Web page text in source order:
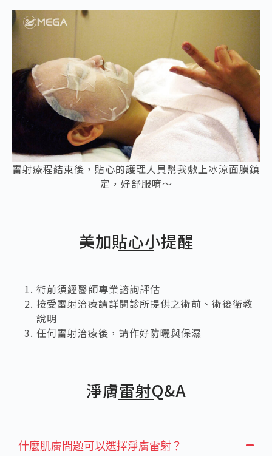
雷射療程結束後，貼心的護理人員幫我敷上冰涼面膜鎮
定，好舒服唷～
美加貼心小提醒
術前須經醫師專業諮詢評估
接受雷射治療請詳閱診所提供之術前、術後衛教
說明
任何雷射治療後，請作好防曬與保濕
淨膚雷射Q&A
什麼肌膚問題可以選擇淨膚雷射？